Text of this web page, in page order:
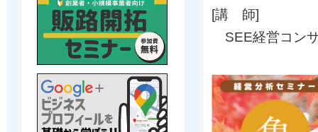
[講 師]
SEE経営コン